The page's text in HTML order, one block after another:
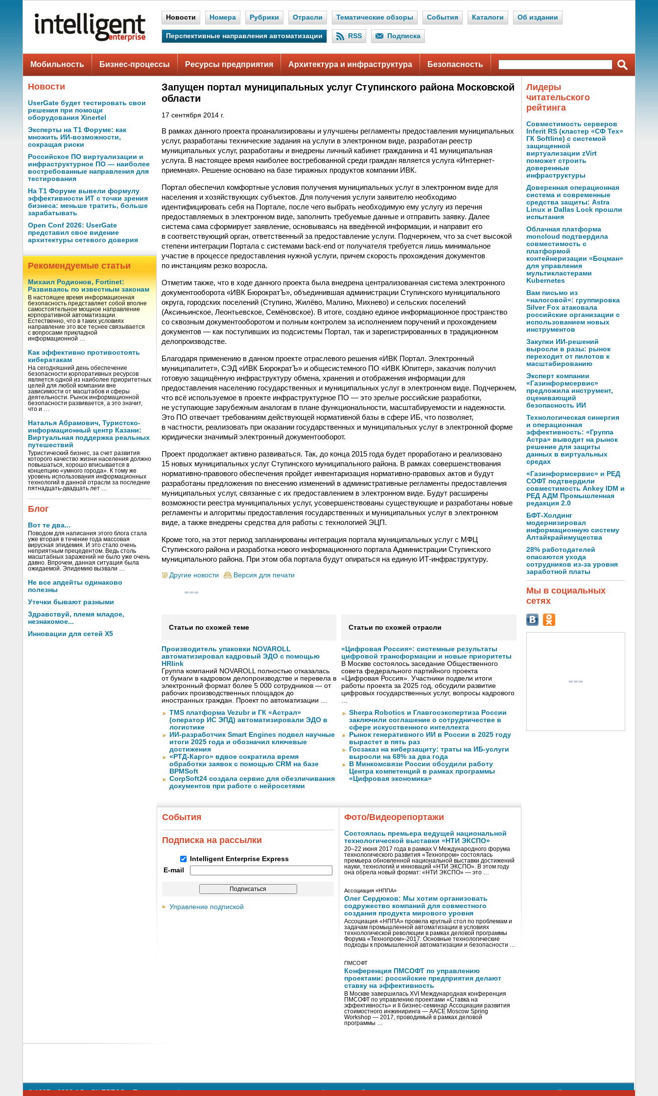
Новости Номера Рубрики Отрасли Тематические обзоры События Каталоги Об издании
Перспективные направления автоматизации RSS Подписка
Мобильность Бизнес-процессы Ресурсы предприятия Архитектура и инфраструктура Безопасность
Новости
UserGate будет тестировать свои
решения при помощи
оборудования Xinertel
Эксперты на Т1 Форуме: как
множить ИИ-возможности,
сокращая риски
Российское ПО виртуализации и
инфраструктурное ПО — наиболее
востребованные направления для
тестирования
На Т1 Форуме вывели формулу
эффективности ИТ с точки зрения
бизнеса: меньше тратить, больше
зарабатывать
Open Conf 2026: UserGate
представил свое видение
архитектуры сетевого доверия
Рекомендуемые статьи
Михаил Родионов, Fortinet:
Развиваясь по известным законам
В настоящее время информационная
безопасность представляет собой вполне
самостоятельное мощное направление
корпоративной автоматизации.
Естественно, что в таких условиях
направление это все теснее связывается
с вопросами прикладной
информационной …
Как эффективно противостоять
кибератакам
На сегодняшний день обеспечение
безопасности корпоративных ресурсов
является одной из наиболее приоритетных
целей для любой компании вне
зависимости от масштабов и сферы
деятельности. Рынок информационной
безопасности развивается, а это значит,
что и …
Наталья Абрамович, Туристско-
информационный центр Казани:
Виртуальная поддержка реальных
путешествий
Туристический бизнес, за счет развития
которого качество жизни населения должно
повышаться, хорошо вписывается в
концепцию «умного города». К тому же
уровень использования информационных
технологий в данной отрасли за последние
пятнадцать-двадцать лет …
Блог
Вот те два...
Поводом для написания этого блога стала
уже вторая в течение года массовая
вирусная эпидемия. И это стало очень
неприятным прецедентом. Ведь столь
масштабных заражений не было уже очень
давно. Впрочем, данная ситуация была
ожидаемой. Эпидемию вызвали …
Не все апдейты одинаково
полезны
Утечки бывают разными
Здравствуй, племя младое,
незнакомое...
Инновации для сетей X5
Запущен портал муниципальных услуг Ступинского района Московской
области
17 сентября 2014 г.
В рамках данного проекта проанализированы и улучшены регламенты предоставления муниципальных
услуг, разработаны технические задания на услуги в электронном виде, разработан реестр
муниципальных услуг, разработаны и внедрены личный кабинет гражданина и 41 муниципальная
услуга. В настоящее время наиболее востребованной среди граждан является услуга «Интернет-
приемная». Решение основано на базе тиражных продуктов компании ИВК.
Портал обеспечил комфортные условия получения муниципальных услуг в электронном виде для
населения и хозяйствующих субъектов. Для получения услуги заявителю необходимо
идентифицировать себя на Портале, после чего выбрать необходимую ему услугу из перечня
предоставляемых в электронном виде, заполнить требуемые данные и отправить заявку. Далее
система сама сформирует заявление, основываясь на введённой информации, и направит его
в соответствующий орган, ответственный за предоставление услуги. Подчеркнем, что за счет высокой
степени интеграции Портала с системами back-end от получателя требуется лишь минимальное
участие в процессе предоставления нужной услуги, причем скорость прохождения документов
по инстанциям резко возросла.
Отметим также, что в ходе данного проекта была внедрена централизованная система электронного
документооборота «ИВК БюрократЪ», объединившая администрации Ступинского муниципального
округа, городских поселений (Ступино, Жилёво, Малино, Михнево) и сельских поселений
(Аксиньинское, Леонтьевское, Семёновское). В итоге, создано единое информационное пространство
со сквозным документооборотом и полным контролем за исполнением поручений и прохождением
документов — как поступивших из подсистемы Портал, так и зарегистрированных в традиционном
делопроизводстве.
Благодаря применению в данном проекте отраслевого решения «ИВК Портал. Электронный
муниципалитет», СЭД «ИВК БюрократЪ» и общесистемного ПО «ИВК Юпитер», заказчик получил
готовую защищённую инфраструктуру обмена, хранения и отображения информации для
предоставления населению государственных и муниципальных услуг в электронном виде. Подчеркнем,
что всё используемое в проекте инфраструктурное ПО — это зрелые российские разработки,
не уступающие зарубежным аналогам в плане функциональности, масштабируемости и надежности.
Это ПО отвечает требованиям действующей нормативной базы в сфере ИБ, что позволяет,
в частности, реализовать при оказании государственных и муниципальных услуг в электронной форме
юридически значимый электронный документооборот.
Проект продолжает активно развиваться. Так, до конца 2015 года будет проработано и реализовано
15 новых муниципальных услуг Ступинского муниципального района. В рамках совершенствования
нормативно-правового обеспечения пройдет инвентаризация нормативно-правовых актов и будут
разработаны предложения по внесению изменений в административные регламенты предоставления
муниципальных услуг, связанные с их предоставлением в электронном виде. Будут расширены
возможности реестра муниципальных услуг, усовершенствованы существующие и разработаны новые
регламенты и алгоритмы предоставления государственных и муниципальных услуг в электронном
виде, а также внедрены средства для работы с технологией ЭЦП.
Кроме того, на этот период запланированы интеграция портала муниципальных услуг с МФЦ
Ступинского района и разработка нового информационного портала Администрации Ступинского
муниципального района. При этом оба портала будут опираться на единую ИТ-инфраструктуру.
Другие новости Версия для печати
Статьи по схожей теме
Производитель упаковки NOVAROLL
автоматизировал кадровый ЭДО с помощью
HRlink
Группа компаний NOVAROLL полностью отказалась
от бумаги в кадровом делопроизводстве и перевела в
электронный формат более 5 000 сотрудников — от
рабочих производственных площадок до
иностранных граждан. Проект по автоматизации …
TMS платформа Vezubr и ГК «Астрал»
(оператор ИС ЭПД) автоматизировали ЭДО в
логистике
ИИ-разработчик Smart Engines подвел научные
итоги 2025 года и обозначил ключевые
достижения
«РТД-Карго» вдвое сократила время
обработки заявок с помощью CRM на базе
BPMSoft
CorpSoft24 создала сервис для обезличивания
документов при работе с нейросетями
Статьи по схожей отрасли
«Цифровая Россия»: системные результаты
цифровой трансформации и новые приоритеты
В Москве состоялось заседание Общественного
совета федерального партийного проекта
«Цифровая Россия». Участники подвели итоги
работы проекта за 2025 год, обсудили развитие
цифровых государственных услуг, вопросы кадрового
…
Sherpa Robotics и Главгосэкспертиза России
заключили соглашение о сотрудничестве в
сфере искусственного интеллекта
Рынок генеративного ИИ в России в 2025 году
вырастет в пять раз
Госзаказ на киберзащиту: траты на ИБ-услуги
выросли на 68% за два года
В Минкомсвязи России обсудили работу
Центра компетенций в рамках программы
«Цифровая экономика»
События
Подписка на рассылки
Intelligent Enterprise Express
E-mail
Управление подпиской
Фото/Видеорепортажи
Состоялась премьера ведущей национальной
технологической выставки «НТИ ЭКСПО»
20–22 июня 2017 года в рамках V Международного форума
технологического развития «Технопром» состоялась
премьера обновленной национальной выставки достижений
науки, технологий и инноваций «НТИ ЭКСПО». В этом году
она обрела новый формат: «НТИ ЭКСПО» — это …
Ассоциация «НППА»
Олег Сердюков: Мы хотим организовать
содружество компаний для совместного
создания продукта мирового уровня
Ассоциация «НППА» провела круглый стол по проблемам и
задачам промышленной автоматизации в условиях
технологической революции в рамках деловой программы
Форума «Технопром»-2017. Основные технологические
подходы к промышленной автоматизации и безопасности …
ПМСОФТ
Конференция ПМСОФТ по управлению
проектами: российские предприятия делают
ставку на эффективность
В Москве завершилась XVI Международная конференция
ПМСОФТ по управлению проектами «Ставка на
эффективность» и II бизнес-семинар Ассоциации развития
стоимостного инжиниринга — AACE Moscow Spring
Workshop — 2017, проводимый в рамках деловой
программы …
Лидеры
читательского
рейтинга
Совместимость серверов
Inferit RS (кластер «СФ Тех»
ГК Softline) с системой
защищенной
виртуализации zVirt
поможет строить
доверенные
инфраструктуры
Доверенная операционная
система и современные
средства защиты: Astra
Linux и Dallas Lock прошли
испытания
Облачная платформа
moncloud подтвердила
совместимость с
платформой
контейнеризации «Боцман»
для управления
мультикластерами
Kubernetes
Вам письмо из
«налоговой»: группировка
Silver Fox атаковала
российские организации с
использованием новых
инструментов
Закупки ИИ-решений
выросли в разы: рынок
переходит от пилотов к
масштабированию
Эксперт компании
«Газинформсервис»
предложила инструмент,
оценивающий
безопасность ИИ
Технологическая синергия
и операционная
эффективность: «Группа
Астра» выводит на рынок
решение для защиты
данных в виртуальных
средах
«Газинформсервис» и РЕД
СОФТ подтвердили
совместимость Ankey IDM и
РЕД АДМ Промышленная
редакция 2.0
БФТ-Холдинг
модернизировал
информационную систему
Алтайкрайимущества
28% работодателей
опасаются ухода
сотрудников из-за уровня
заработной платы
Мы в социальных
сетях
© 1997—2026 АО «СК ПРЕСС».Политика конфиденциальности персональных данных,информация об авторских правах и порядке использования материалов сайта